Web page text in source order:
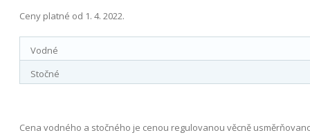
Ceny platné od 1. 4. 2022.
Vodné
Stočné
Cena vodného a stočného je cenou regulovanou věcně